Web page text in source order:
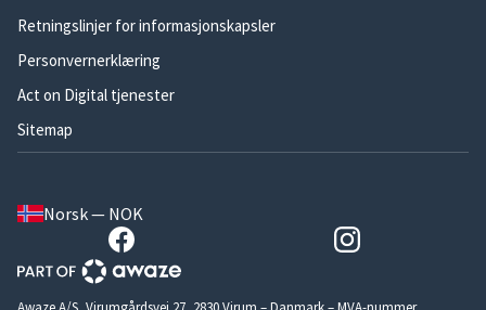
Retningslinjer for informasjonskapsler
Personvernerklæring
Act on Digital tjenester
Sitemap
Norsk — NOK